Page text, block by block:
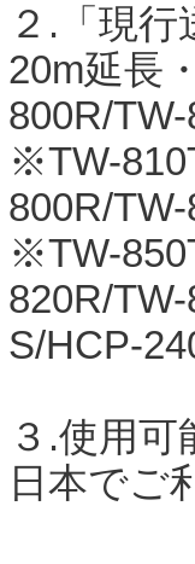
２.「現
20m延長
800R/
※TW-
800R/
※TW-
820R/
S/HCP-
３.使用可
日本でご